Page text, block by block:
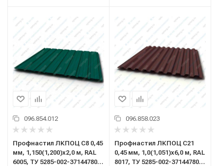
096.854.012
Профнастил ЛКПОЦ C8 0,45
мм, 1,150(1,200)x2,0 м, RAL
6005, ТУ 5285-002-37144780-
096.858.023
Профнастил ЛКПОЦ C21
0,45 мм, 1,0(1,051)x6,0 м, RAL
8017, ТУ 5285-002-37144780-